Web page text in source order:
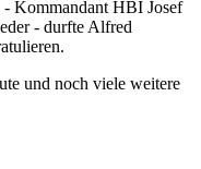
Kommandant HBI Josef
- durfte Alfred
und noch viele weitere